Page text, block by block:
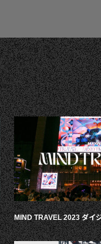
MIND TRAVEL 2023 ダイ